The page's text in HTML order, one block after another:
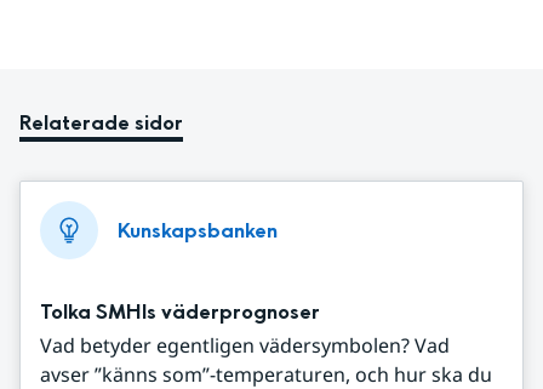
Relaterade sidor
Kunskapsbanken
Tolka SMHIs väderprognoser
Vad betyder egentligen vädersymbolen? Vad
avser ”känns som”-temperaturen, och hur ska du